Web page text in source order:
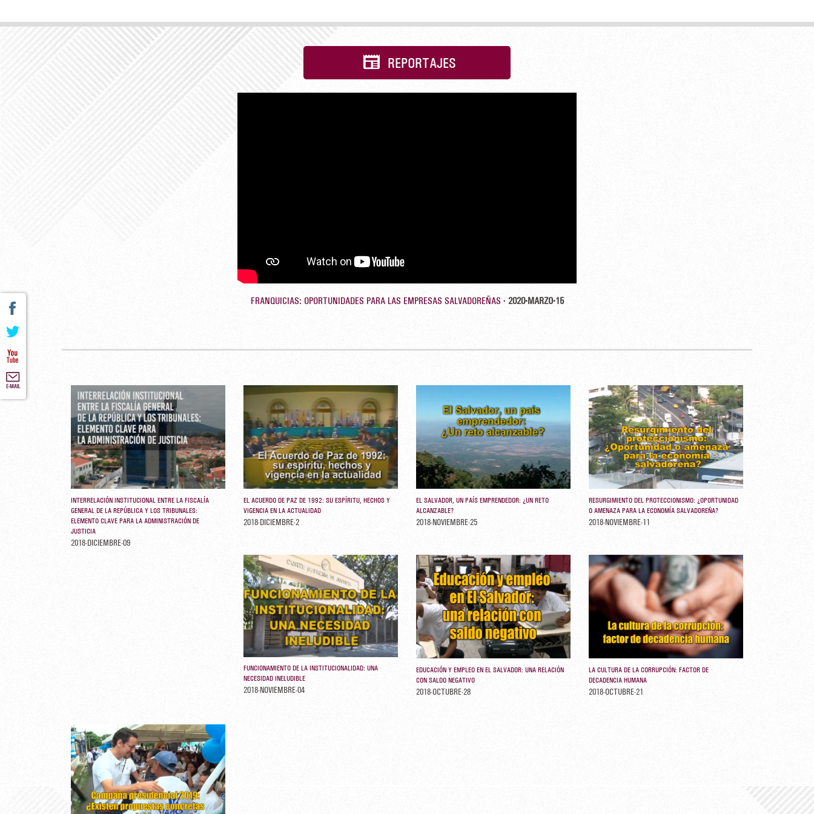
REPORTAJES
FRANQUICIAS: OPORTUNIDADES PARA LAS EMPRESAS SALVADOREÑAS - 2020-MARZO-15
INTERRELACIÓN INSTITUCIONAL ENTRE LA FISCALÍA
GENERAL DE LA REPÚBLICA Y LOS TRIBUNALES:
ELEMENTO CLAVE PARA LA ADMINISTRACIÓN DE
JUSTICIA
2018-DICIEMBRE-09
EL ACUERDO DE PAZ DE 1992: SU ESPÍRITU, HECHOS Y
VIGENCIA EN LA ACTUALIDAD
2018-DICIEMBRE-2
EL SALVADOR, UN PAÍS EMPRENDEDOR: ¿UN RETO
ALCANZABLE?
2018-NOVIEMBRE-25
RESURGIMIENTO DEL PROTECCIONISMO: ¿OPORTUNIDAD
O AMENAZA PARA LA ECONOMÍA SALVADOREÑA?
2018-NOVIEMBRE-11
FUNCIONAMIENTO DE LA INSTITUCIONALIDAD: UNA
NECESIDAD INELUDIBLE
2018-NOVIEMBRE-04
EDUCACIÓN Y EMPLEO EN EL SALVADOR: UNA RELACIÓN
CON SALDO NEGATIVO
2018-OCTUBRE-28
LA CULTURA DE LA CORRUPCIÓN: FACTOR DE
DECADENCIA HUMANA
2018-OCTUBRE-21